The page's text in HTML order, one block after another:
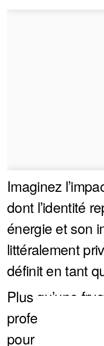
Imaginez
dont l’identité
énergie et son
littéralement
définit en tant
Plus qu’une
pour son estime